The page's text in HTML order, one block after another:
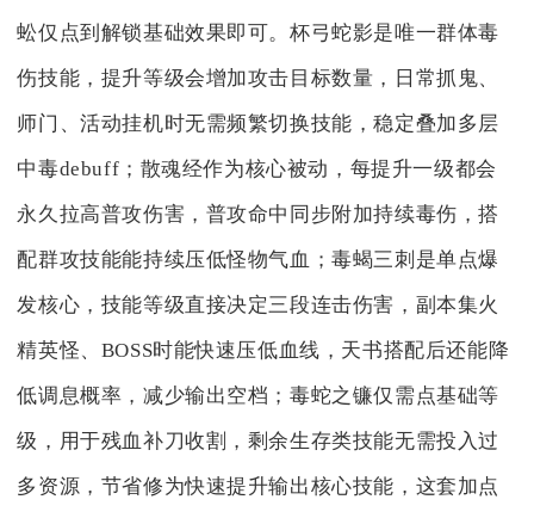
蚣仅点到解锁基础效果即可。杯弓蛇影是唯一群体毒
伤技能，提升等级会增加攻击目标数量，日常抓鬼、
师门、活动挂机时无需频繁切换技能，稳定叠加多层
中毒debuff；散魂经作为核心被动，每提升一级都会
永久拉高普攻伤害，普攻命中同步附加持续毒伤，搭
配群攻技能能持续压低怪物气血；毒蝎三刺是单点爆
发核心，技能等级直接决定三段连击伤害，副本集火
精英怪、BOSS时能快速压低血线，天书搭配后还能降
低调息概率，减少输出空档；毒蛇之镰仅需点基础等
级，用于残血补刀收割，剩余生存类技能无需投入过
多资源，节省修为快速提升输出核心技能，这套加点